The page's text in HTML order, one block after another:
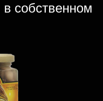
в собственном